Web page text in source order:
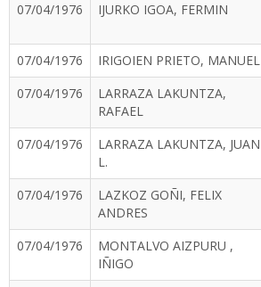
07/04/1976 IJURKO IGOA, FERMIN
07/04/1976
IRIGOIEN PRIETO, MANUEL
07/04/1976
LARRAZA LAKUNTZA,
RAFAEL
07/04/1976
LARRAZA LAKUNTZA, JUAN
L.
07/04/1976
LAZKOZ GOÑI, FELIX
ANDRES
07/04/1976
MONTALVO AIZPURU ,
IÑIGO